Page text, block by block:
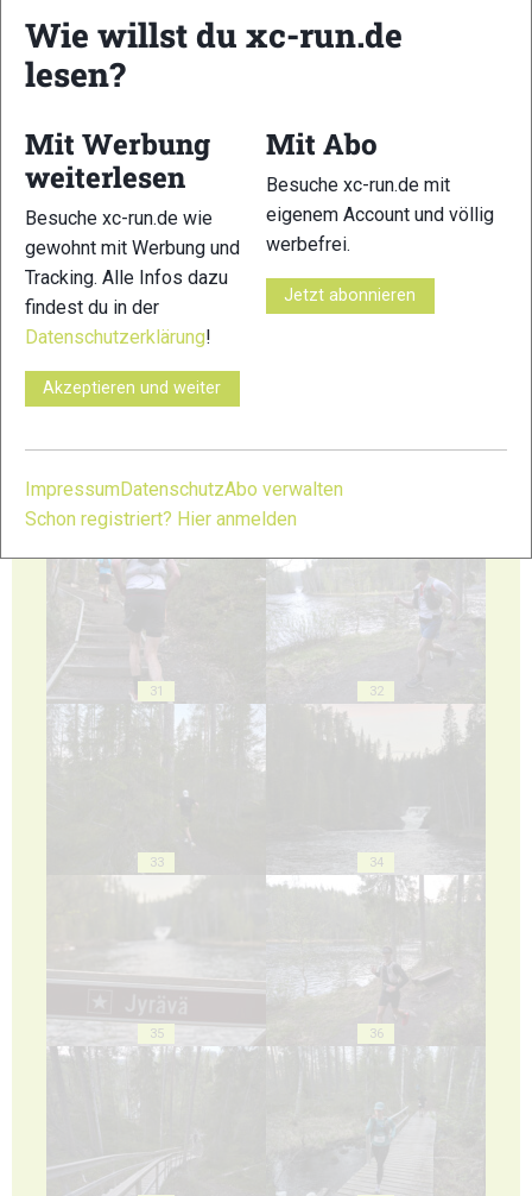
25 26
27
29
31 32
33 34
35 36
Wie willst du xc-run.de
lesen?
Mit Werbung
weiterlesen
Besuche xc-run.de wie
gewohnt mit Werbung und
Tracking. Alle Infos dazu
findest du in der
Datenschutzerklärung!
Akzeptieren und weiter
Mit Abo
Besuche xc-run.de mit
eigenem Account und völlig
werbefrei.
Jetzt abonnieren
Impressum DatenschutzAbo verwalten
Schon registriert? Hier anmelden